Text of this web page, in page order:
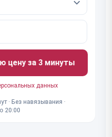
цену за 3 минуты
данных
· Без навязывания ·
20:00